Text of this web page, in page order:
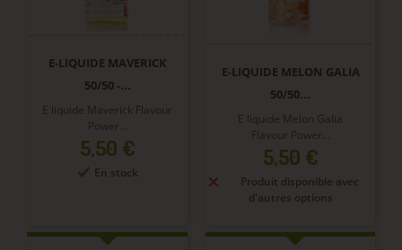
E-LIQUIDE MAVERICK
50/50 -...
E liquide Maverick Flavour
Power...
Prix
5,50 €
En stock
E-LIQUIDE MELON GALIA
50/50...
E liquide Melon Galia
Flavour Power...
Prix
5,50 €
Produit disponible avec
d'autres options